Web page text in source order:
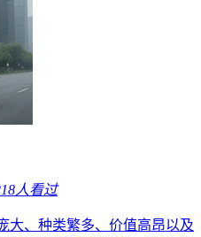
人看过
大、种类繁多、价值高昂以及